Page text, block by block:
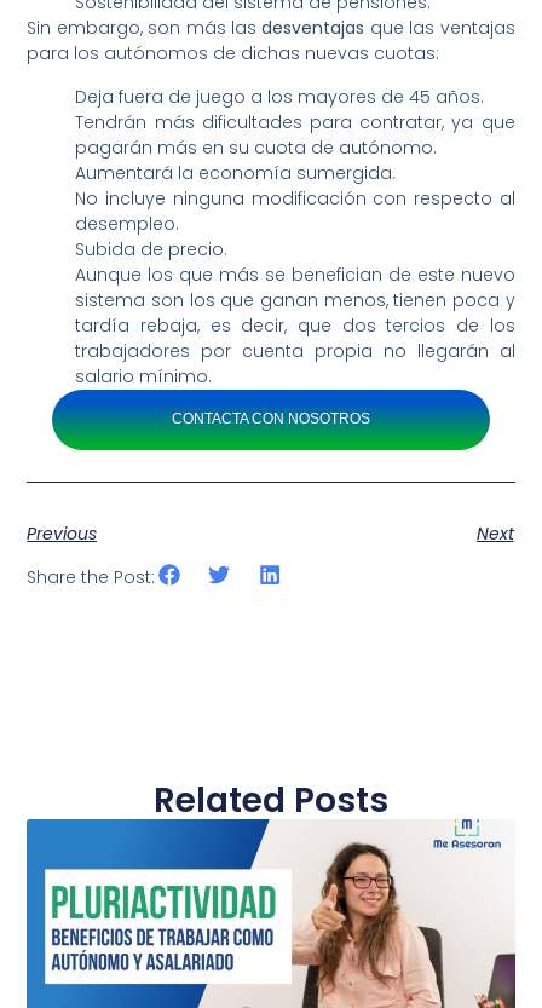
Sin embargo, son más lasdesventajas que las ventajas
para los autónomos de dichas nuevas cuotas:
Deja fuera de juego a los mayores de 45 años.
Tendrán más dificultades para contratar, ya que
pagarán más en su cuota de autónomo.
Aumentará la economía sumergida.
No incluye ninguna modificación con respecto al
desempleo.
Subida de precio.
Aunque los que más se benefician de este nuevo
sistema son los que ganan menos, tienen poca y
tardía rebaja, es decir, que dos tercios de los
trabajadores por cuenta propia no llegarán al
salario mínimo.
CONTACTA CON NOSOTROS
Previous
Next
Share the Post:
Related Posts